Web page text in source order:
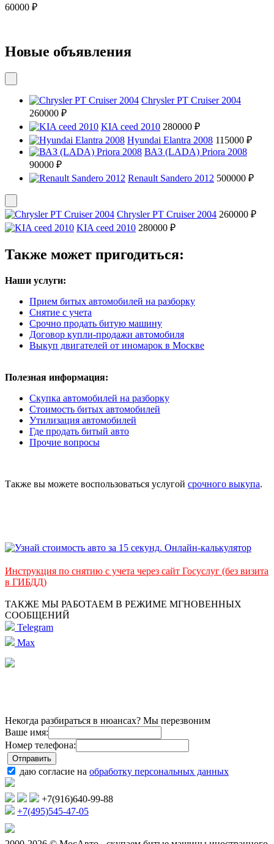
60000 ₽
Новые объявления
Chrysler PT Cruiser 2004
260000 ₽
KIA ceed 2010 280000 ₽
Hyundai Elantra 2008 115000 ₽
ВАЗ (LADA) Priora 2008
90000 ₽
Renault Sandero 2012 500000 ₽
Chrysler PT Cruiser 2004 260000 ₽
KIA ceed 2010 280000 ₽
Также может пригодиться:
Наши услуги:
Прием битых автомобилей на разборку
Снятие с учета
Срочно продать битую машину
Договор купли-продажи автомобиля
Выкуп двигателей от иномарок в Москве
Полезная информация:
Скупка автомобилей на разборку
Стоимость битых автомобилей
Утилизация автомобилей
Где продать битый авто
Прочие вопросы
Также вы можете воспользоваться услугой срочного выкупа.
Инструкция по снятию с учета через сайт Госуслуг (без визита
в ГИБДД)
ТАКЖЕ МЫ РАБОТАЕМ В РЕЖИМЕ МГНОВЕННЫХ
СООБЩЕНИЙ
Telegram
Max
Некогда разбираться в нюансах? Мы перезвоним
Ваше имя:
Номер телефона:
даю согласие на обработку персональных данных
+7(916)640-99-88
+7(495)545-47-05